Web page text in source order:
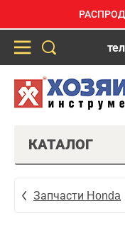
КАТАЛОГ
Запчасти Honda